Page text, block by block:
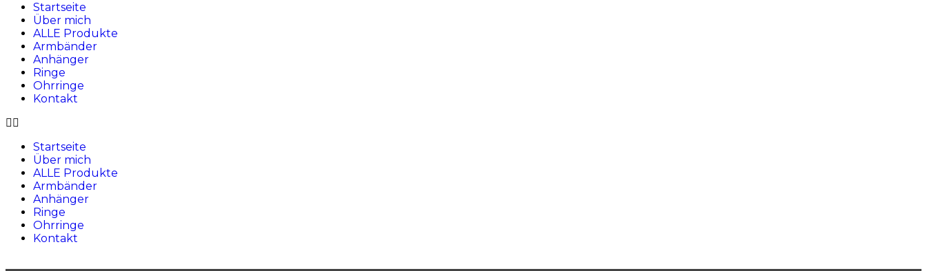
Startseite
Über mich
ALLE Produkte
Armbänder
Anhänger
Ringe
Ohrringe
Kontakt
Startseite
Über mich
ALLE Produkte
Armbänder
Anhänger
Ringe
Ohrringe
Kontakt